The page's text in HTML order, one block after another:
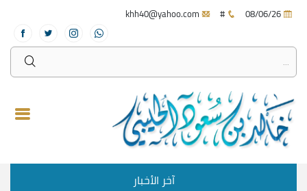
#
آخر الأخبار